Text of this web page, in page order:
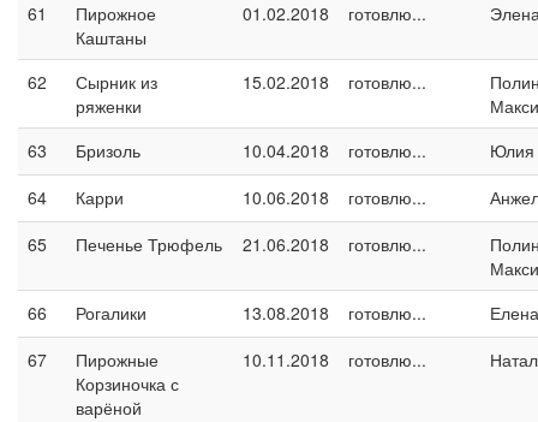
61
Пирожное
Каштаны
01.02.2018 готовлю...
62
Сырник из
ряженки
15.02.2018 готовлю...
63
Бризоль 10.04.2018 готовлю...
Юлия
64
Карри 10.06.2018 готовлю...
65
Печенье Трюфель 21.06.2018 готовлю...
66
Рогалики 13.08.2018 готовлю...
67
Пирожные
Корзиночка с
варёной
10.11.2018 готовлю...